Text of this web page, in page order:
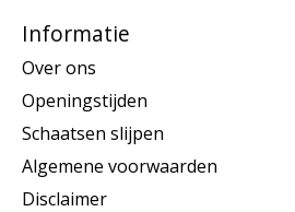
Informatie
Over ons
Openingstijden
Schaatsen slijpen
Algemene voorwaarden
Disclaimer